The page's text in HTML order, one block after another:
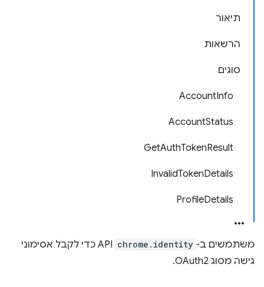
תיאור
הרשאות
סוגים
AccountInfo
AccountStatus
GetAuthTokenResult
InvalidTokenDetails
ProfileDetails
משתמשים ב- chrome.identity
API כדי לקבל אסימוני
גישה מסוג OAuth2.